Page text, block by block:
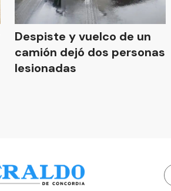
Despiste y vuelco de un
camión dejó dos personas
lesionadas